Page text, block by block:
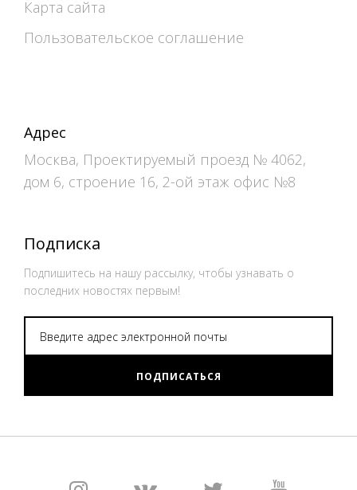
Карта сайта
Пользовательское соглашение
Адрес
Москва, Проектируемый проезд № 4062,
дом 6, строение 16, 2-ой этаж офис №8
Подписка
Подпишитесь на нашу рассылку, чтобы узнавать о
последних новостях первым!
ПОДПИСАТЬСЯ